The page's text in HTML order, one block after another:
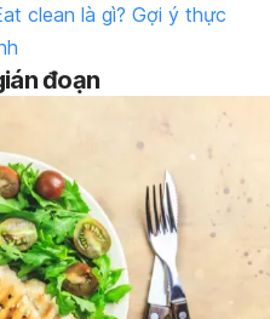
clean là gì? Gợi ý thực
đoạn